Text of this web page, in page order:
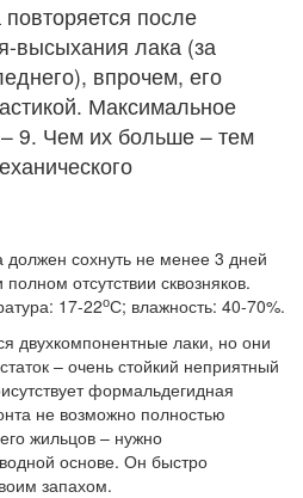
после
высыхания лака (за
впрочем, его
Максимальное
9. Чем их больше – тем
должен сохнуть не менее 3 дней
отсутствии сквозняков.
17-22оС; влажность: 40-70%.
двухкомпонентные лаки, но они
– очень стойкий неприятный
формальдегидная
не возможно полностью
жильцов – нужно
основе. Он быстро
запахом.